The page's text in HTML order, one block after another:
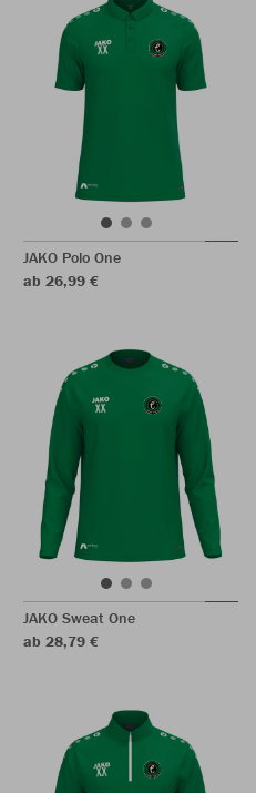
JAKO Polo One
ab 26,99 €
JAKO Sweat One
ab 28,79 €